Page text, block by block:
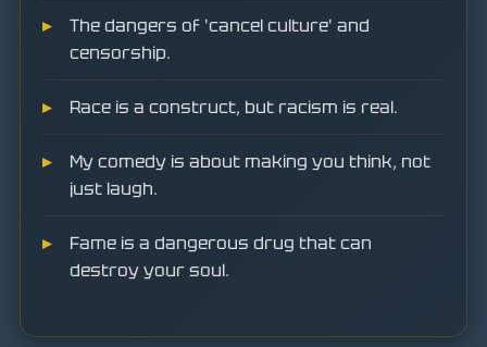
The dangers of 'cancel culture' and
censorship.
Race is a construct, but racism is real.
My comedy is about making you think, not
just laugh.
Fame is a dangerous drug that can
destroy your soul.